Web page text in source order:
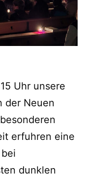
Uhr unsere
der Neuen
erfuhren eine
dunklen